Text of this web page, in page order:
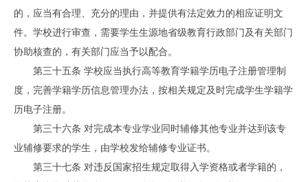
的，应当有合理、充分的理由，并提供有法定效力的相应证明文
件。学校进行审查，需要学生生源地省级教育行政部门及有关部门
协助核查的，有关部门应当予以配合。
第三十五条 学校应当执行高等教育学籍学历电子注册管理制
度，完善学籍学历信息管理办法，按相关规定及时完成学生学籍学
历电子注册。
第三十六条 对完成本专业学业同时辅修其他专业并达到该专
业辅修要求的学生，由学校发给辅修专业证书。
第三十七条 对违反国家招生规定取得入学资格或者学籍的，